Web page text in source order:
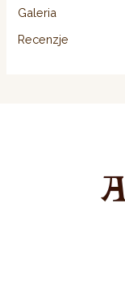
Galeria
Recenzje